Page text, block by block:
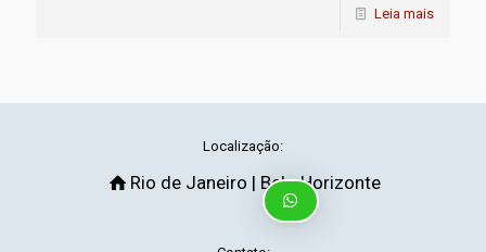
Leia mais
Localização:
Rio de Janeiro | Belo Horizonte